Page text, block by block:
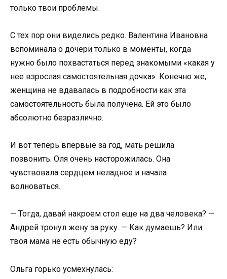
только твои проблемы.
С тех пор они виделись редко. Валентина Ивановна
вспоминала о дочери только в моменты, когда
нужно было похвастаться перед знакомыми «какая у
нее взрослая самостоятельная дочка». Конечно же,
женщина не вдавалась в подробности как эта
самостоятельность была получена. Ей это было
абсолютно безразлично.
И вот теперь впервые за год, мать решила
позвонить. Оля очень насторожилась. Она
чувствовала сердцем неладное и начала
волноваться.
— Тогда, давай накроем стол еще на два человека? —
Андрей тронул жену за руку. — Как думаешь? Или
твоя мама не есть обычную еду?
Ольга горько усмехнулась: